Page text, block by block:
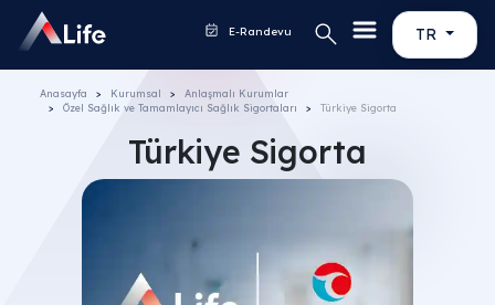
TR
E-Randevu
Anasayfa Kurumsal
Anlaşmalı Kurumlar
Özel Sağlık ve Tamamlayıcı Sağlık Sigortaları
Türkiye Sigorta
Türkiye Sigorta